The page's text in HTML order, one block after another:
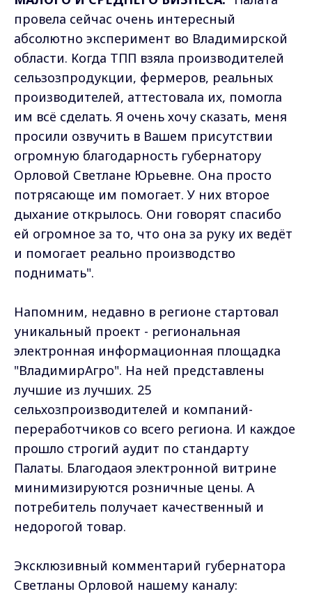
провела сейчас очень интересный
абсолютно эксперимент во Владимирской
области. Когда ТПП взяла производителей
сельзозпродукции, фермеров, реальных
производителей, аттестовала их, помогла
им всё сделать. Я очень хочу сказать, меня
просили озвучить в Вашем присутствии
огромную благодарность губернатору
Орловой Светлане Юрьевне. Она просто
потрясающе им помогает. У них второе
дыхание открылось. Они говорят спасибо
ей огромное за то, что она за руку их ведёт
и помогает реально производство
поднимать".
Напомним, недавно в регионе стартовал
уникальный проект - региональная
электронная информационная площадка
"ВладимирАгро". На ней представлены
лучшие из лучших. 25
сельхозпроизводителей и компаний-
переработчиков со всего региона. И каждое
прошло строгий аудит по стандарту
Палаты. Благодаоя электронной витрине
минимизируются розничные цены. А
потребитель получает качественный и
недорогой товар.
Эксклюзивный комментарий губернатора
Светланы Орловой нашему каналу: